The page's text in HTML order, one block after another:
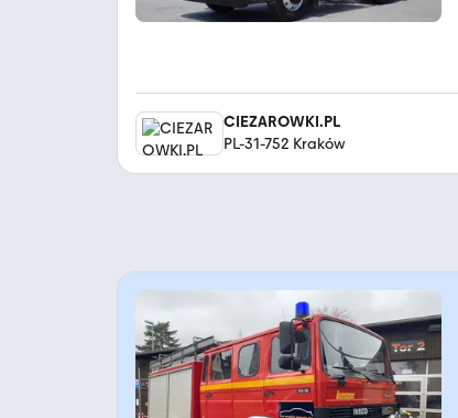
CIEZAROWKI.PL
PL-31-752 Kraków